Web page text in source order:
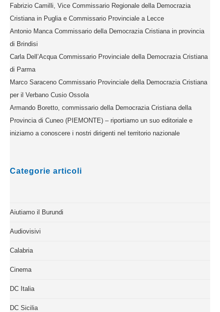
Fabrizio Camilli, Vice Commissario Regionale della Democrazia
Cristiana in Puglia e Commissario Provinciale a Lecce
Antonio Manca Commissario della Democrazia Cristiana in provincia
di Brindisi
Carla Dell’Acqua Commissario Provinciale della Democrazia Cristiana
di Parma
Marco Saraceno Commissario Provinciale della Democrazia Cristiana
per il Verbano Cusio Ossola
Armando Boretto, commissario della Democrazia Cristiana della
Provincia di Cuneo (PIEMONTE) – riportiamo un suo editoriale e
iniziamo a conoscere i nostri dirigenti nel territorio nazionale
Categorie articoli
Aiutiamo il Burundi
Audiovisivi
Calabria
Cinema
DC Italia
DC Sicilia